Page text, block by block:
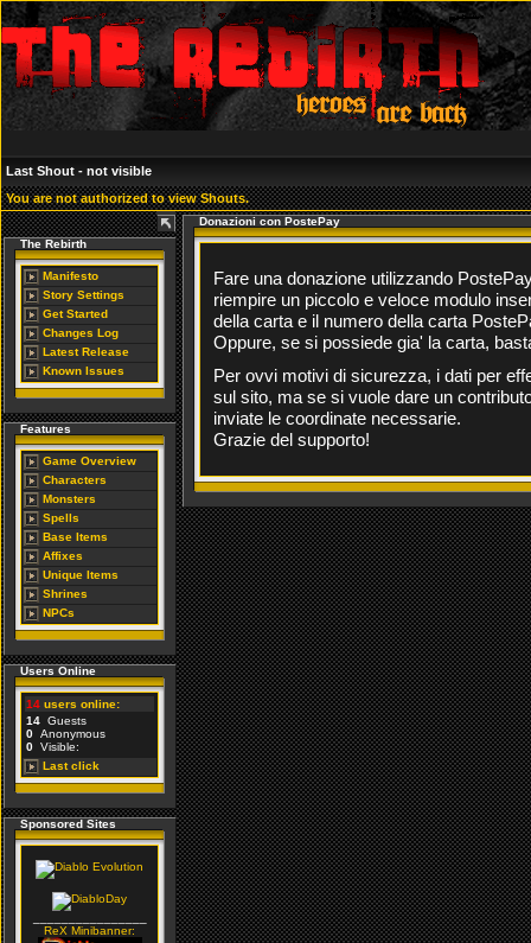
Last Shout - not visible
You are not authorized to view Shouts.
The Rebirth
Manifesto
Story Settings
Get Started
Changes Log
Latest Release
Known Issues
Features
Game Overview
Characters
Monsters
Spells
Base Items
Affixes
Unique Items
Shrines
NPCs
Users Online
14 users online:
14 Guests
0 Anonymous
0 Visible:
Last click
Sponsored Sites
ReX Minibanner:
Donazioni con PostePay
Fare una donazione utilizzando
riempire un piccolo e veloce modulo
della carta e il numero della carta
Oppure, se si possiede gia' la carta,
Per ovvi motivi di sicurezza, i dati per
sul sito, ma se si vuole dare un
inviate le coordinate necessarie.
Grazie del supporto!